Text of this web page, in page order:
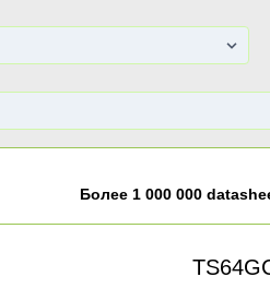
Более 1 000 000